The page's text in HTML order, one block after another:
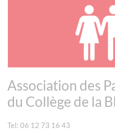
Association des
du Collège de la
Tel: 06 12 73 16 43